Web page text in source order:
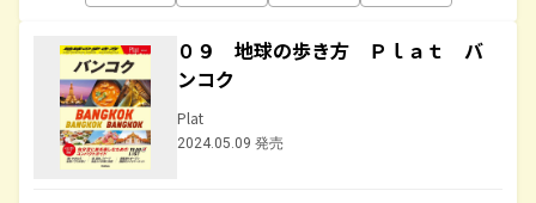
０９ 地球の歩き方 Ｐｌａｔ バ
ンコク
Plat
2024.05.09 発売